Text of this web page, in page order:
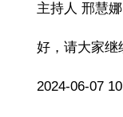
主持人 邢慧
好，请大家继
2024-06-07